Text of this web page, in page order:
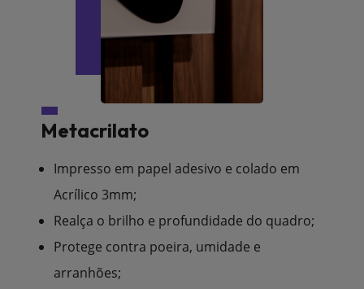
Metacrilato
Impresso em papel adesivo e colado em
Acrílico 3mm;
Realça o brilho e profundidade do quadro;
Protege contra poeira, umidade e
arranhões;